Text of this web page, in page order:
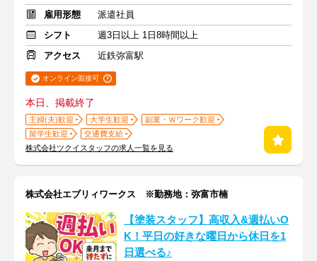
雇用形態
派遣社員
シフト
週3日以上 1日8時間以上
アクセス
近鉄弥富駅
オンライン面接可
本日、掲載終了
主婦(夫)歓迎 大学生歓迎
副業・Ｗワーク歓迎
留学生歓迎
交通費支給
株式会社ツクイスタッフの求人一覧を見る
株式会社エブリィワークス ※勤務地：弥富市楠
【塗装スタッフ】高収入&週払いO
K！平日の好きな曜日から休日を1
日選べる♪